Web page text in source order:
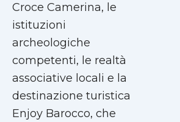
Croce Camerina, le
istituzioni
archeologiche
competenti, le realtà
associative locali e la
destinazione turistica
Enjoy Barocco, che